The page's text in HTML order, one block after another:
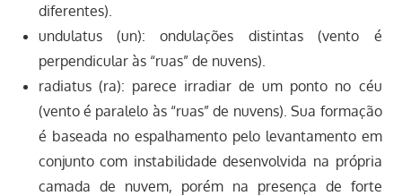
diferentes).
undulatus (un): ondulações distintas (vento é
perpendicular às “ruas” de nuvens).
radiatus (ra): parece irradiar de um ponto no céu
(vento é paralelo às “ruas” de nuvens). Sua formação
é baseada no espalhamento pelo levantamento em
conjunto com instabilidade desenvolvida na própria
camada de nuvem, porém na presença de forte